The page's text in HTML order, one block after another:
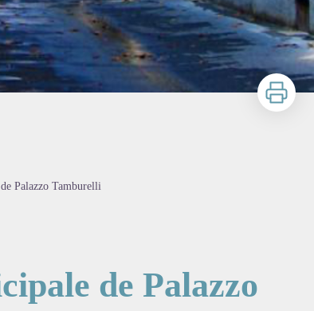
Imprimer
Palazzo Tamburelli
de Palazzo